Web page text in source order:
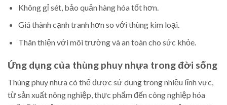
Không gỉ sét, bảo quản hàng hóa tốt hơn.
Giá thành cạnh tranh hơn so với thùng kim loại.
Thân thiện với môi trường và an toàn cho sức khỏe.
Ứng dụng của thùng phuy nhựa trong đời sống
Thùng phuy nhựa có thể được sử dụng trong nhiều lĩnh vực,
từ sản xuất nông nghiệp, thực phẩm đến công nghiệp hóa